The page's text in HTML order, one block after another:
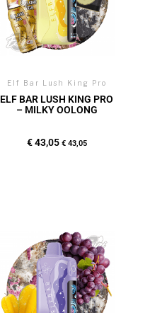
Elf Bar Lush King Pro
ELF BAR LUSH KING PRO
– MILKY OOLONG
€43,05 €43,05